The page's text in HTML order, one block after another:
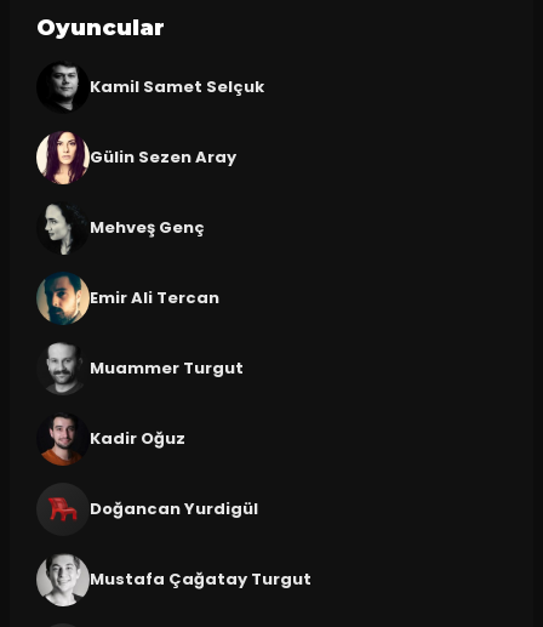
Oyuncular
Kamil Samet Selçuk
Gülin Sezen Aray
Mehveş Genç
Emir Ali Tercan
Muammer Turgut
Kadir Oğuz
Doğancan Yurdigül
Mustafa Çağatay Turgut